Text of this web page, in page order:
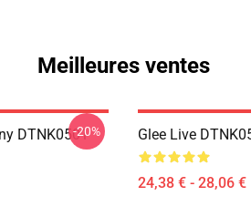
Meilleures ventes
DTNK0501-20% Glee Live
24,38 € - 28,06 €